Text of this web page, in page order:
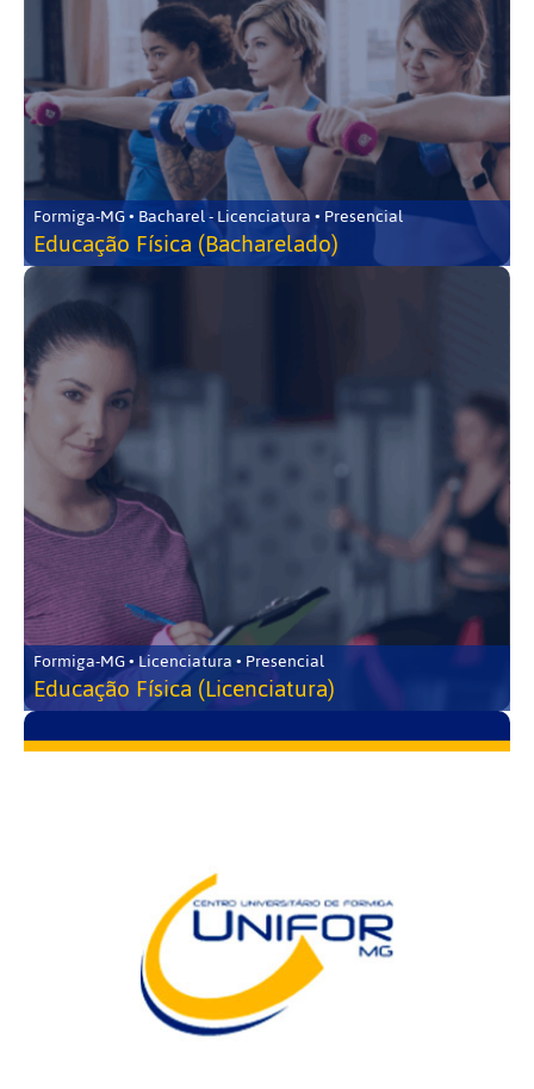
Formiga-MG • Bacharel - Licenciatura • Presencial
Educação Física (Bacharelado)
Formiga-MG • Licenciatura • Presencial
Educação Física (Licenciatura)